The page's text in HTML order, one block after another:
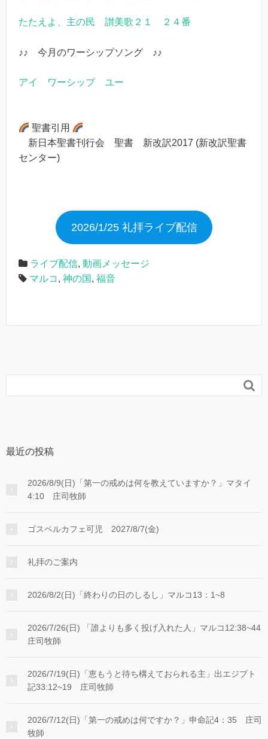
たたえよ、主の民 讃美歌２１ ２４番
♪♪ 今月のワーシップソング ♪♪
アイ ワーシップ ユー
聖書引用
新日本聖書刊行会 聖書 新改訳2017 (新改訳聖書
センター)
2026/1/25 礼拝ライブ配信
ライブ配信, 動画メッセージ
マルコ , 神の国 , 福音

最近の投稿
2026/8/9(日)「第一の戒めは何を教えていますか？」マタイ
4:10 庄司牧師
ゴスペルカフェ可児 2027/8/7(金)
礼拝のご案内
2026/8/2(日)「終わりの日のしるし」マルコ13：1~8
2026/7/26(日) 「誰よりも多く投げ入れた人」マルコ12:38~44
庄司牧師
2026/7/19(日)「恵もうと待ち構えておられる主」出エジプト
記33:12~19 庄司牧師
2026/7/12(日)「第一の戒めは何ですか？」申命記4：35 庄司
牧師